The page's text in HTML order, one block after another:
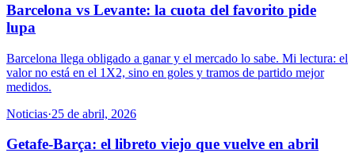
Barcelona vs Levante: la cuota del favorito pide
lupa
Barcelona llega obligado a ganar y el mercado lo sabe. Mi lectura: el
valor no está en el 1X2, sino en goles y tramos de partido mejor
medidos.
Noticias·25 de abril, 2026
Getafe-Barça: el libreto viejo que vuelve en abril